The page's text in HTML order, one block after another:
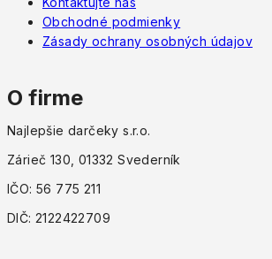
Obchodné podmienky
Zásady ochrany osobných údajov
O firme
Najlepšie darčeky s.r.o.
Zárieč 130, 01332 Svederník
IČO: 56 775 211
DIČ: 2122422709